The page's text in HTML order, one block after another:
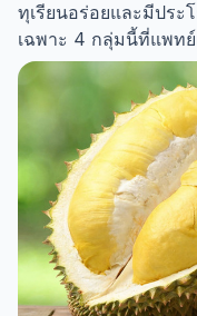
ทุเรียนอร่อยและมีปร
เฉพาะ 4 กลุ่มนี้ที่แพทย์